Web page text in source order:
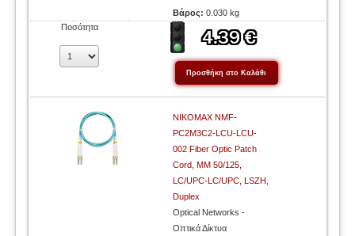
Βάρος:0.030 kg
Ποσότητα
NIKOMAX NMF-
PC2M3C2-LCU-LCU-
002 Fiber Optic Patch
Cord, MM 50/125,
LC/UPC-LC/UPC, LSZH,
Duplex
Optical Networks -
Οπτικά Δίκτυα